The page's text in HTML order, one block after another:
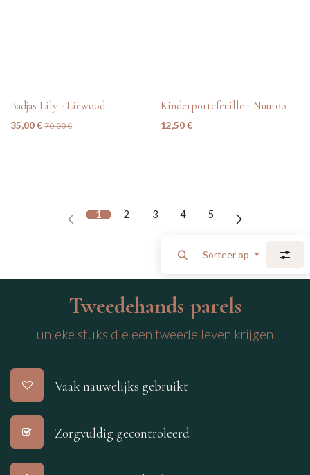
tweedehands
Badjas Lily - Liewood
35,00€ 70,00€
Kinderportefeuille - Nuuroo
12,50€
1 2 3 4 5
Sorteer op
Tweedehands parels
unieke stuks die een tweede leven krijgen
Vaak nauwelijks gebruikt
Zorgvuldig gecontroleerd